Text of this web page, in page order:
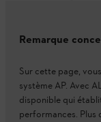
Remarque
Sur cette page,
système AP. Avec
disponible qui
performances. Plus